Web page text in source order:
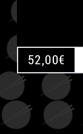
52,00€